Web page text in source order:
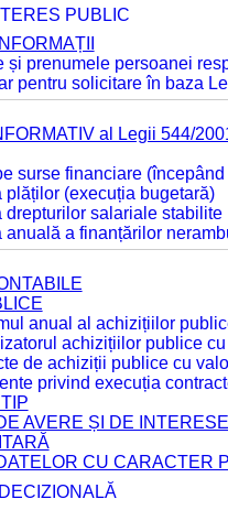
PUBLIC
și prenumele persoanei
pentru solicitare în baza
al Legii 544/
surse financiare
plăților (execuția bugetară)
drepturilor salariale
anuală a finanțărilor
anual al achizițiilor
achizițiilor publice
de achiziții publice cu
privind execuția
AVERE ȘI DE INTERESE
CU CARACTER